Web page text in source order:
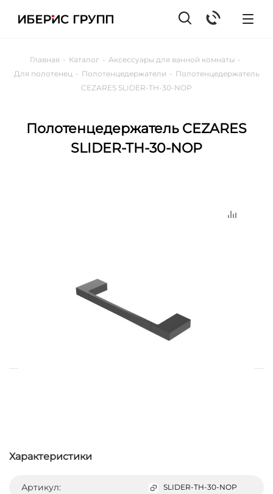
Главная - Каталог - Аксессуары для ванной комнаты -
Для полотенец - Полотенцедержатели - Полотенцедержатель
CEZARES SLIDER-TH-30-NOP
Полотенцедержатель CEZARES
SLIDER-TH-30-NOP
Характеристики
Артикул: SLIDER-TH-30-NOP